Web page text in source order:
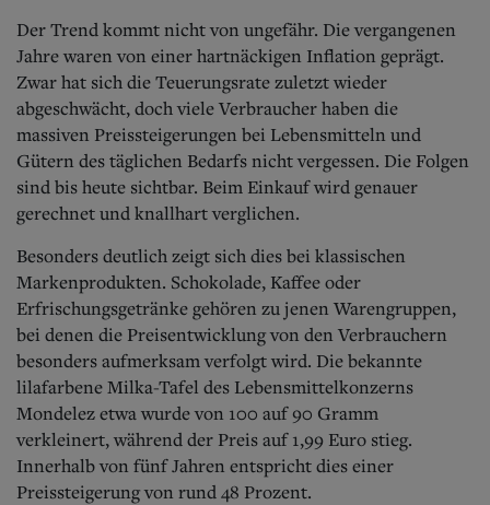
Datenschutz
Der Trend kommt nicht von ungefähr. Die vergangenen
Jahre waren von einer hartnäckigen Inflation geprägt.
Zwar hat sich die Teuerungsrate zuletzt wieder
abgeschwächt, doch viele Verbraucher haben die
massiven Preissteigerungen bei Lebensmitteln und
Gütern des täglichen Bedarfs nicht vergessen. Die Folgen
sind bis heute sichtbar. Beim Einkauf wird genauer
gerechnet und knallhart verglichen.
Besonders deutlich zeigt sich dies bei klassischen
Markenprodukten. Schokolade, Kaffee oder
Erfrischungsgetränke gehören zu jenen Warengruppen,
bei denen die Preisentwicklung von den Verbrauchern
besonders aufmerksam verfolgt wird. Die bekannte
lilafarbene Milka-Tafel des Lebensmittelkonzerns
Mondelez etwa wurde von 100 auf 90 Gramm
verkleinert, während der Preis auf 1,99 Euro stieg.
Innerhalb von fünf Jahren entspricht dies einer
Preissteigerung von rund 48 Prozent.